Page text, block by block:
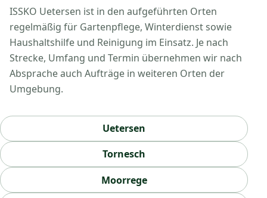
ISSKO Uetersen ist in den aufgeführten Orten
regelmäßig für Gartenpflege, Winterdienst sowie
Haushaltshilfe und Reinigung im Einsatz. Je nach
Strecke, Umfang und Termin übernehmen wir nach
Absprache auch Aufträge in weiteren Orten der
Umgebung.
Uetersen
Tornesch
Moorrege